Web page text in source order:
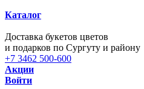
Каталог
Доставка букетов цветов
и подарков по Сургуту и району
+7 3462 500-600
Акции
Войти